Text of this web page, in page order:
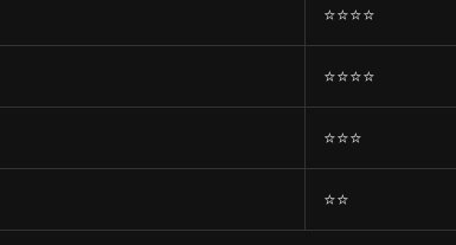
⭐⭐⭐⭐
⭐⭐⭐⭐
⭐⭐⭐
⭐⭐